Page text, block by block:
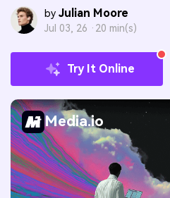
by Julian Moore
Jul 03, 26 · 20 min(s)
Try It Online
Media.io